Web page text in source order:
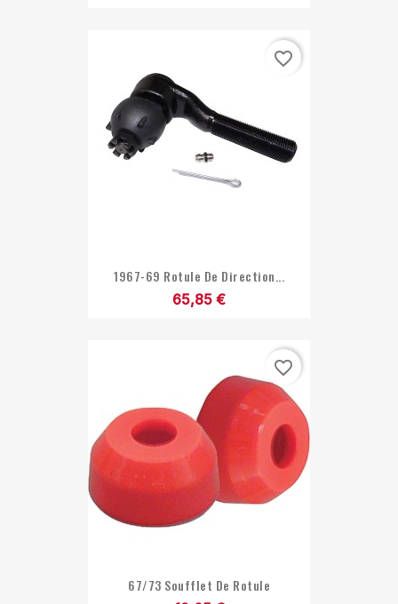
1967-69 Rotule De Direction...
65,85 €
favorite_border
67/73 Soufflet De Rotule
favorite_border